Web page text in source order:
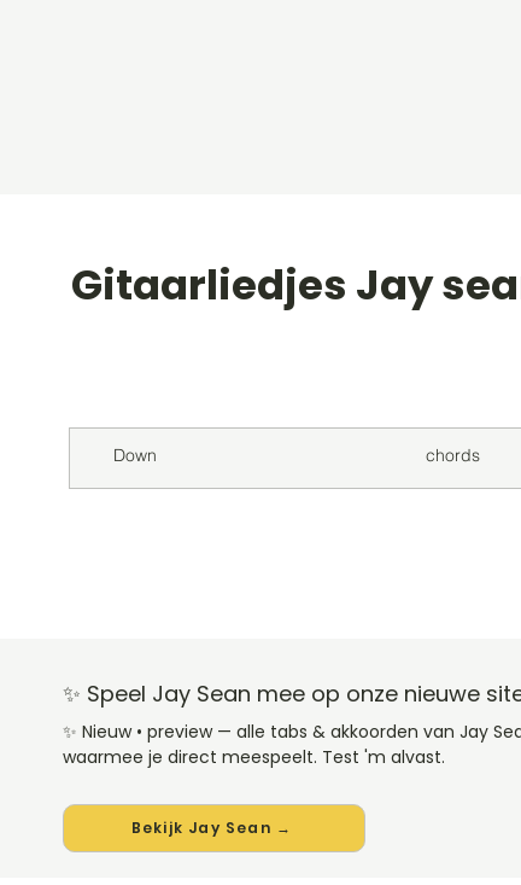
Gitaarliedjes Jay
Down chords
✨ Speel Jay Sean mee op onze nieuwe
✨ Nieuw • preview — alle tabs & akkoorden van Jay
waarmee je direct meespeelt. Test 'm alvast.
Bekijk Jay Sean →